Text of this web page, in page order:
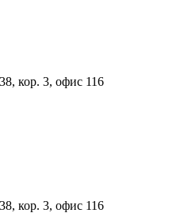
кор. 3, офис 116
кор. 3, офис 116